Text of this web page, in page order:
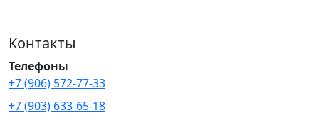
Контакты
Телефоны
+7 (906) 572-77-33
+7 (903) 633-65-18